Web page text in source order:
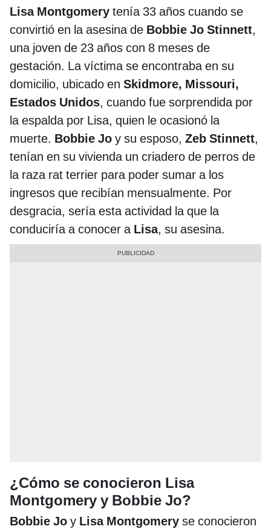
Lisa Montgomery tenía 33 años cuando se
convirtió en la asesina de Bobbie Jo Stinnett,
una joven de 23 años con 8 meses de
gestación. La víctima se encontraba en su
domicilio, ubicado en Skidmore, Missouri,
Estados Unidos, cuando fue sorprendida por
la espalda por Lisa, quien le ocasionó la
muerte. Bobbie Jo y su esposo, Zeb Stinnett,
tenían en su vivienda un criadero de perros de
la raza rat terrier para poder sumar a los
ingresos que recibían mensualmente. Por
desgracia, sería esta actividad la que la
conduciría a conocer a Lisa, su asesina.
¿Cómo se conocieron Lisa
Montgomery y Bobbie Jo?
Bobbie Jo y Lisa Montgomery se conocieron